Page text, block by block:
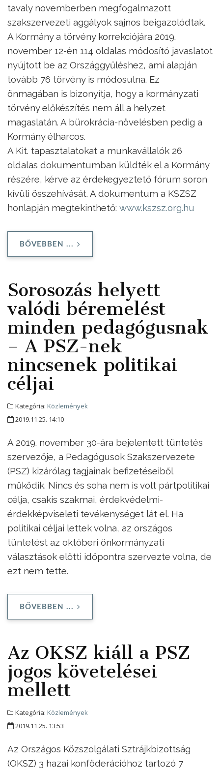
tavaly novemberben megfogalmazott
szakszervezeti aggályok sajnos beigazolódtak.
A Kormány a törvény korrekciójára 2019.
november 12-én 114 oldalas módosító javaslatot
nyújtott be az Országgyűléshez, ami alapján
tovább 76 törvény is módosulna. Ez
önmagában is bizonyítja, hogy a kormányzati
törvény előkészítés nem áll a helyzet
magaslatán. A bürokrácia-növelésben pedig a
Kormány élharcos.
A Kit. tapasztalatokat a munkavállalók 26
oldalas dokumentumban küldték el a Kormány
részére, kérve az érdekegyeztető fórum soron
kívüli összehívását. A dokumentum a KSZSZ
honlapján megtekinthető: www.kszsz.org.hu
BŐVEBBEN ...
Sorosozás helyett
valódi béremelést
minden pedagógusnak
– A PSZ-nek
nincsenek politikai
céljai
Kategória: Közlemények
2019.11.25. 14:10
A 2019. november 30-ára bejelentett tüntetés
szervezője, a Pedagógusok Szakszervezete
(PSZ) kizárólag tagjainak befizetéseiből
működik. Nincs és soha nem is volt pártpolitikai
célja, csakis szakmai, érdekvédelmi-
érdekképviseleti tevékenységet lát el. Ha
politikai céljai lettek volna, az országos
tüntetést az októberi önkormányzati
választások előtti időpontra szervezte volna, de
ezt nem tette.
BŐVEBBEN ...
Az OKSZ kiáll a PSZ
jogos követelései
mellett
Kategória: Közlemények
2019.11.25. 13:53
Az Országos Közszolgálati Sztrájkbizottság
(OKSZ) 3 hazai konföderációhoz tartozó 7